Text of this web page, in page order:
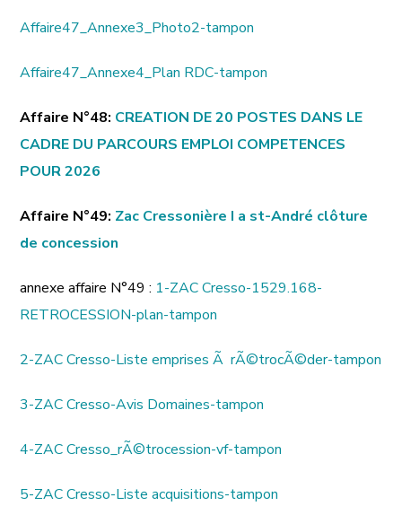
Affaire47_Annexe3_Photo2-tampon
Affaire47_Annexe4_Plan RDC-tampon
Affaire N°48: CREATION DE 20 POSTES DANS LE
CADRE DU PARCOURS EMPLOI COMPETENCES
POUR 2026
Affaire N°49: Zac Cressonière I a st-André clôture
de concession
annexe affaire N°49 : 1-ZAC Cresso-1529.168-
RETROCESSION-plan-tampon
2-ZAC Cresso-Liste emprises Ã rÃ©trocÃ©der-tampon
3-ZAC Cresso-Avis Domaines-tampon
4-ZAC Cresso_rÃ©trocession-vf-tampon
5-ZAC Cresso-Liste acquisitions-tampon